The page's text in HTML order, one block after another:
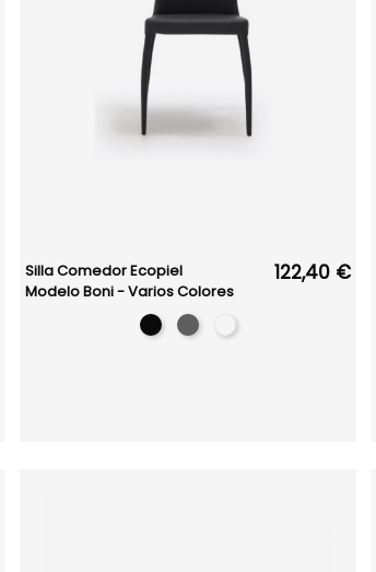
Silla Comedor Ecopiel
Modelo Boni - Varios Colores
122,40 €